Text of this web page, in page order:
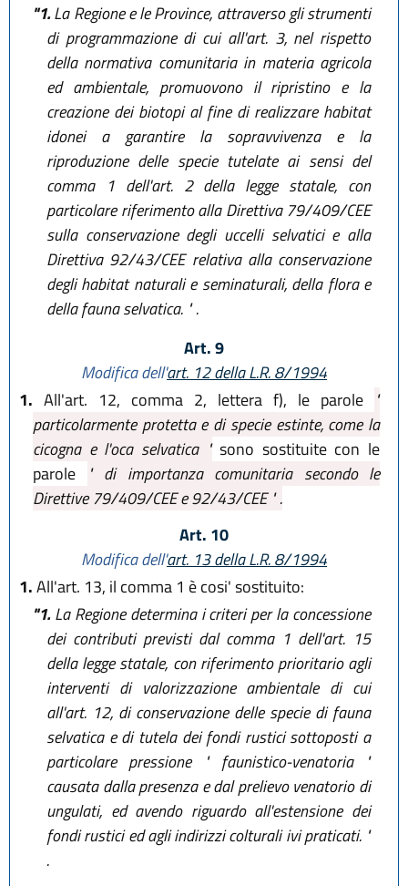
"1.La Regione e le Province, attraverso gli strumenti
di programmazione di cui all'art. 3, nel rispetto
della normativa comunitaria in materia agricola
ed ambientale, promuovono il ripristino e la
creazione dei biotopi al fine di realizzare habitat
idonei a garantire la sopravvivenza e la
riproduzione delle specie tutelate ai sensi del
comma 1 dell'art. 2 della legge statale, con
particolare riferimento alla Direttiva 79/409/CEE
sulla conservazione degli uccelli selvatici e alla
Direttiva 92/43/CEE relativa alla conservazione
degli habitat naturali e seminaturali, della flora e
della fauna selvatica. " .
Art. 9
Modifica dell'art. 12 della L.R. 8/1994
1. All'art. 12, comma 2, lettera f), le parole "
particolarmente protetta e di specie estinte, come la
cicogna e l'oca selvatica "sono sostituite con le
parole
" di importanza comunitaria secondo le
Direttive 79/409/CEE e 92/43/CEE " .
Art. 10
Modifica dell'art. 13 della L.R. 8/1994
1.All'art. 13, il comma 1 è cosi' sostituito:
"1.La Regione determina i criteri per la concessione
dei contributi previsti dal comma 1 dell'art. 15
della legge statale, con riferimento prioritario agli
interventi di valorizzazione ambientale di cui
all'art. 12, di conservazione delle specie di fauna
selvatica e di tutela dei fondi rustici sottoposti a
particolare pressione " faunistico-venatoria "
causata dalla presenza e dal prelievo venatorio di
ungulati, ed avendo riguardo all'estensione dei
fondi rustici ed agli indirizzi colturali ivi praticati. "
.